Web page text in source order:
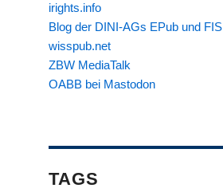
irights.info
Blog der DINI-AGs EPub und FIS
wisspub.net
ZBW MediaTalk
OABB bei Mastodon
TAGS